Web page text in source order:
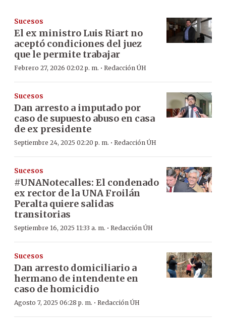
Sucesos
El ex ministro Luis Riart no
aceptó condiciones del juez
que le permite trabajar
Febrero 27, 2026 02:02 p. m. · Redacción ÚH
Sucesos
Dan arresto a imputado por
caso de supuesto abuso en casa
de ex presidente
Septiembre 24, 2025 02:20 p. m. · Redacción ÚH
Sucesos
#UNANotecalles: El condenado
ex rector de la UNA Froilán
Peralta quiere salidas
transitorias
Septiembre 16, 2025 11:33 a. m. · Redacción ÚH
Sucesos
Dan arresto domiciliario a
hermano de intendente en
caso de homicidio
Agosto 7, 2025 06:28 p. m. · Redacción ÚH